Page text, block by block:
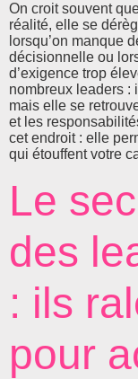
On croit souvent
réalité, elle se
lorsqu’on manque
décisionnelle ou
d’exigence trop
nombreux leaders :
mais elle se
et les
cet endroit : elle
qui étouffent votre
Le
des
: ils
pour